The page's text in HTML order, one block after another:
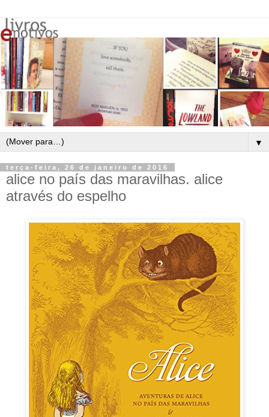
▼
terça-feira, 26 de janeiro de 2016
alice no país das maravilhas. alice
através do espelho